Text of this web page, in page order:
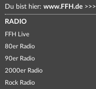
Du bist hier: www.FFH.de >>>
RADIO
FFH Live
80er Radio
90er Radio
2000er Radio
Rock Radio